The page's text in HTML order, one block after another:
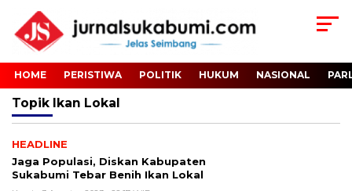
HOME PERISTIWA POLITIK HUKUM NASIONAL
Topik Ikan Lokal
HEADLINE
Jaga Populasi, Diskan Kabupaten
Sukabumi Tebar Benih Ikan Lokal